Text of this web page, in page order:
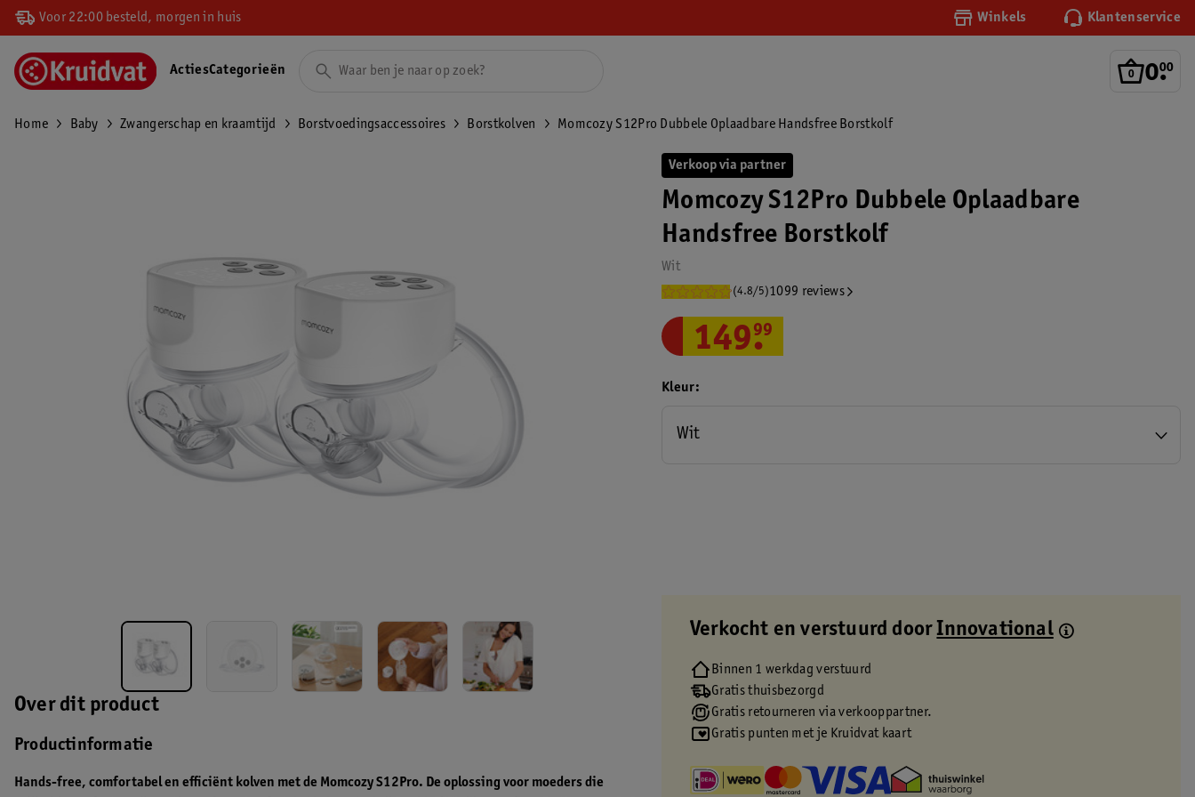
Voor 22:00 besteld, morgen in huis Winkels Klantenservice
0.
00
ActiesCategorieën
Home Baby Zwangerschap en kraamtijd Borstvoedingsaccessoires Borstkolven Momcozy S12Pro Dubbele Oplaadbare Handsfree Borstkolf
Over dit product
Productinformatie
Hands-free, comfortabel en efficiënt kolven met de Momcozy S12Pro. De oplossing voor moeders die
Verkoop via partner
Momcozy S12Pro Dubbele Oplaadbare
Handsfree Borstkolf
Wit
(4.8/5)1099 reviews
149.
99
Kleur
Wit
Verkocht en verstuurd doorInnovational
Binnen 1 werkdag verstuurd
Gratis thuisbezorgd
Gratis retourneren via verkooppartner.
Gratis punten met je Kruidvat kaart